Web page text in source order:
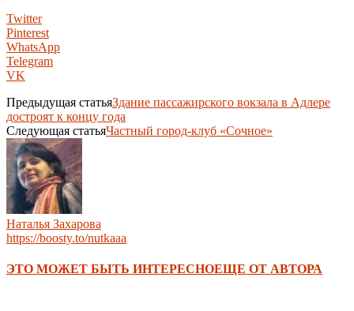
Twitter
Pinterest
WhatsApp
Telegram
VK
Предыдущая статьяЗдание пассажирского вокзала в Адлере
достроят к концу года
Следующая статьяЧастный город-клуб «Сочное»
Наталья Захарова
https://boosty.to/nutkaaa
ЭТО МОЖЕТ БЫТЬ ИНТЕРЕСНОЕЩЕ ОТ АВТОРА